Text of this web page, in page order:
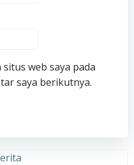
web saya pada
saya berikutnya.